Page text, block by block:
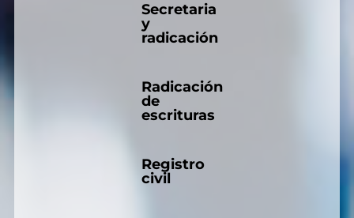
Secretaria
y
radicación
Radicación
de
escrituras
Registro
civil